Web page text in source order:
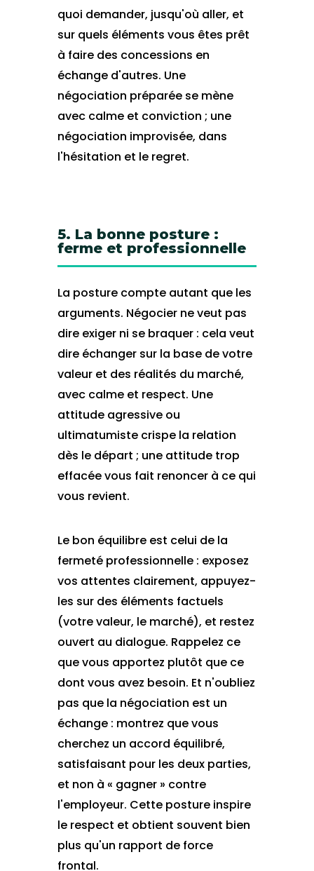
quoi demander, jusqu'où aller, et
sur quels éléments vous êtes prêt
à faire des concessions en
échange d'autres. Une
négociation préparée se mène
avec calme et conviction ; une
négociation improvisée, dans
l'hésitation et le regret.
5. La bonne posture :
ferme et professionnelle
La posture compte autant que les
arguments. Négocier ne veut pas
dire exiger ni se braquer : cela veut
dire échanger sur la base de votre
valeur et des réalités du marché,
avec calme et respect. Une
attitude agressive ou
ultimatumiste crispe la relation
dès le départ ; une attitude trop
effacée vous fait renoncer à ce qui
vous revient.
Le bon équilibre est celui de la
fermeté professionnelle : exposez
vos attentes clairement, appuyez-
les sur des éléments factuels
(votre valeur, le marché), et restez
ouvert au dialogue. Rappelez ce
que vous apportez plutôt que ce
dont vous avez besoin. Et n'oubliez
pas que la négociation est un
échange : montrez que vous
cherchez un accord équilibré,
satisfaisant pour les deux parties,
et non à « gagner » contre
l'employeur. Cette posture inspire
le respect et obtient souvent bien
plus qu'un rapport de force
frontal.